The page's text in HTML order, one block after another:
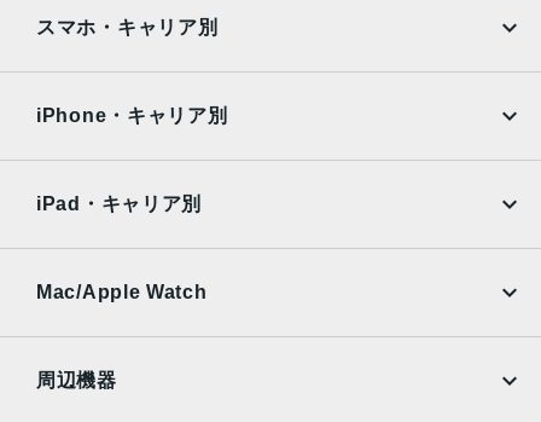
AQUOS
OPPO Android
Surface
Xiaomi Tablet
スマホ・キャリア別
Ymobile
UQmobile
iPhone・キャリア別
Ymobile
UQmobile
iPad・キャリア別
Mac/Apple Watch
周辺機器